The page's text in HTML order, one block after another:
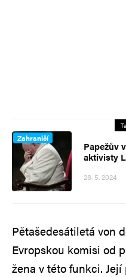
Zahraničí
Papežův
aktivisty
28. 5. 2024
Pětašedesátiletá von
Evropskou komisi od
žena v této funkci.